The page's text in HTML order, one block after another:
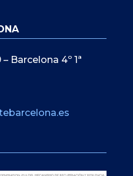
Barcelona 4º 1ª